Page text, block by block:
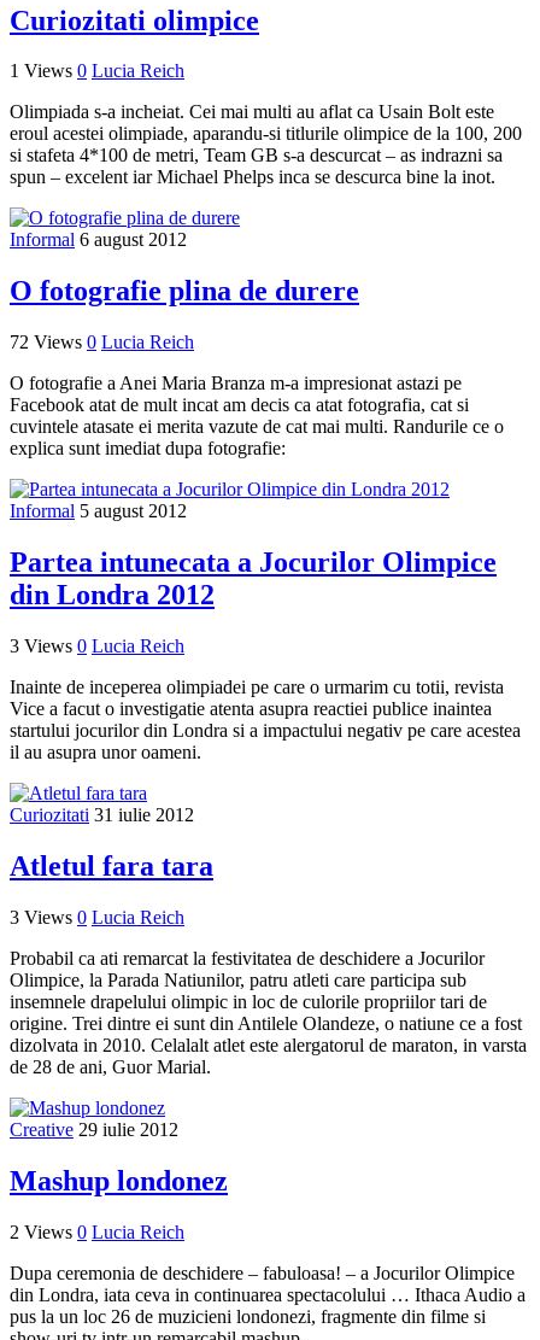
Curiozitati olimpice
1 Views 0 Lucia Reich
Olimpiada s-a incheiat. Cei mai multi au aflat ca Usain Bolt este
eroul acestei olimpiade, aparandu-si titlurile olimpice de la 100, 200
si stafeta 4*100 de metri, Team GB s-a descurcat – as indrazni sa
spun – excelent iar Michael Phelps inca se descurca bine la inot.
Informal 6 august 2012
O fotografie plina de durere
72 Views 0 Lucia Reich
O fotografie a Anei Maria Branza m-a impresionat astazi pe
Facebook atat de mult incat am decis ca atat fotografia, cat si
cuvintele atasate ei merita vazute de cat mai multi. Randurile ce o
explica sunt imediat dupa fotografie:
Informal 5 august 2012
Partea intunecata a Jocurilor Olimpice
din Londra 2012
3 Views 0 Lucia Reich
Inainte de inceperea olimpiadei pe care o urmarim cu totii, revista
Vice a facut o investigatie atenta asupra reactiei publice inaintea
startului jocurilor din Londra si a impactului negativ pe care acestea
il au asupra unor oameni.
Curiozitati 31 iulie 2012
Atletul fara tara
3 Views 0 Lucia Reich
Probabil ca ati remarcat la festivitatea de deschidere a Jocurilor
Olimpice, la Parada Natiunilor, patru atleti care participa sub
insemnele drapelului olimpic in loc de culorile propriilor tari de
origine. Trei dintre ei sunt din Antilele Olandeze, o natiune ce a fost
dizolvata in 2010. Celalalt atlet este alergatorul de maraton, in varsta
de 28 de ani, Guor Marial.
Creative 29 iulie 2012
Mashup londonez
2 Views 0 Lucia Reich
Dupa ceremonia de deschidere – fabuloasa! – a Jocurilor Olimpice
din Londra, iata ceva in continuarea spectacolului … Ithaca Audio a
pus la un loc 26 de muzicieni londonezi, fragmente din filme si